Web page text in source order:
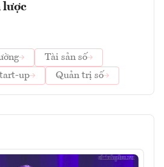
lược
Tài sản số
up Quản trị số